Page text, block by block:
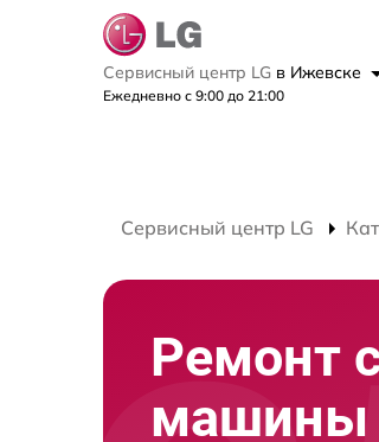
Сервисный центр LG в Ижевске
Ежедневно с 9:00 до 21:00
Сервисный центр LG
Ремонт
машины